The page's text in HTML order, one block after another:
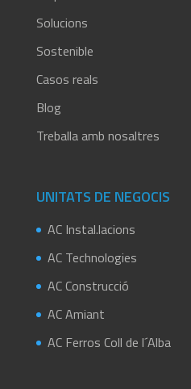
Solucions
Sostenible
Casos reals
Blog
Treballa amb nosaltres
UNITATS DE NEGOCIS
AC Instal.lacions
AC Technologies
AC Construcció
AC Amiant
AC Ferros Coll de l´Alba